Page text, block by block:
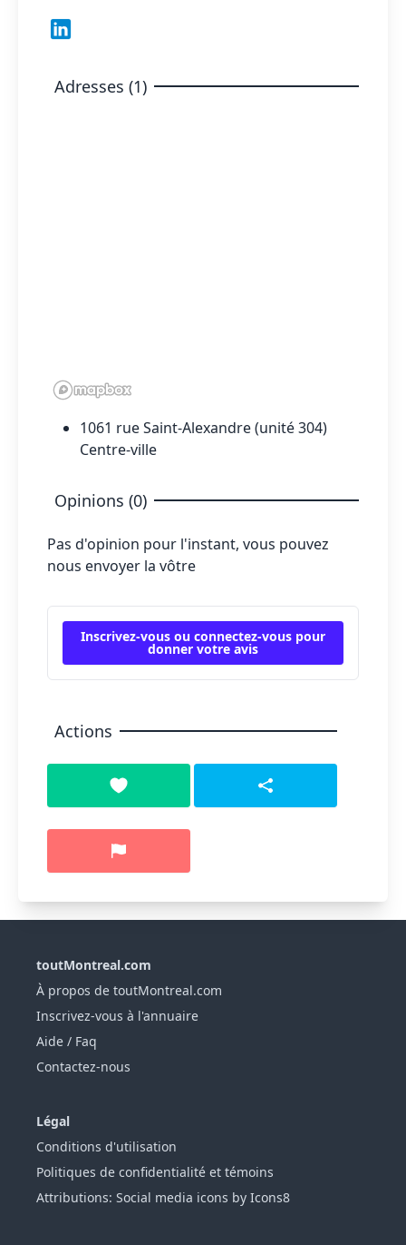
Adresses (1)
1061 rue Saint-Alexandre (unité 304)
Centre-ville
Opinions (0)
Pas d'opinion pour l'instant, vous pouvez
nous envoyer la vôtre
Inscrivez-vous ou connectez-vous pour
donner votre avis
Actions
toutMontreal.com
À propos de toutMontreal.com
Inscrivez-vous à l'annuaire
Aide / Faq
Contactez-nous
Légal
Conditions d'utilisation
Politiques de confidentialité et témoins
Attributions: Social media icons by Icons8